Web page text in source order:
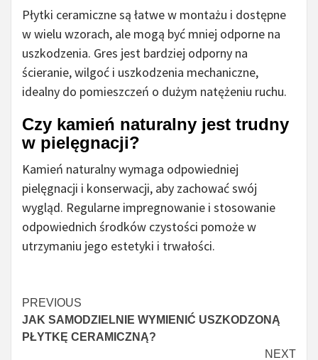
Płytki ceramiczne są łatwe w montażu i dostępne
w wielu wzorach, ale mogą być mniej odporne na
uszkodzenia. Gres jest bardziej odporny na
ścieranie, wilgoć i uszkodzenia mechaniczne,
idealny do pomieszczeń o dużym natężeniu ruchu.
Czy kamień naturalny jest trudny
w pielęgnacji?
Kamień naturalny wymaga odpowiedniej
pielęgnacji i konserwacji, aby zachować swój
wygląd. Regularne impregnowanie i stosowanie
odpowiednich środków czystości pomoże w
utrzymaniu jego estetyki i trwałości.
Czytaj
więcej
PREVIOUS
JAK SAMODZIELNIE WYMIENIĆ USZKODZONĄ
PŁYTKĘ CERAMICZNĄ?
NEXT